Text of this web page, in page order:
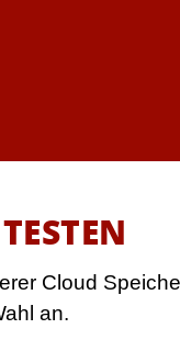
Cloud
an.